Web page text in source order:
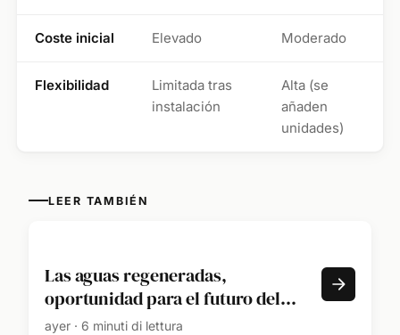
Coste inicial Elevado Moderado
Flexibilidad
Limitada tras
instalación
Alta (se
añaden
unidades)
LEER TAMBIÉN
Las aguas regeneradas,
oportunidad para el futuro del
olivar
ayer · 6 minuti di lettura